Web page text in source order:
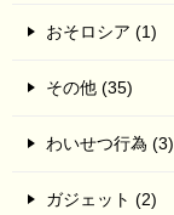
おそロシア (1)
その他 (35)
わいせつ行為 (3)
ガジェット (2)